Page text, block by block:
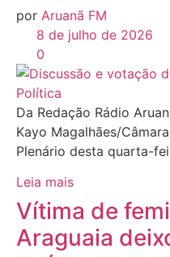
por Aruanã FM
8 de julho de 2026
0
Política
Da Redação Rádio
Kayo Magalhães/
Plenário desta quarta-
Leia mais
Vítima de
Araguaia